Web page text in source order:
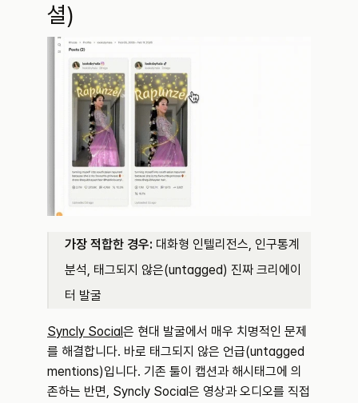
셜)
가장 적합한 경우: 대화형 인텔리전스, 인구통계
분석, 태그되지 않은(untagged) 진짜 크리에이
터 발굴
Syncly Social 은 현대 발굴에서 매우 치명적인 문제
를 해결합니다. 바로 태그되지 않은 언급(untagged
mentions)입니다. 기존 툴이 캡션과 해시태그에 의
존하는 반면, Syncly Social은 영상과 오디오를 직접